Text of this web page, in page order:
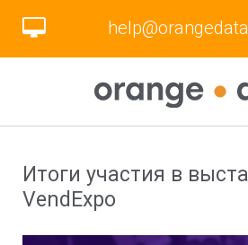
Итоги участия в
VendExpo